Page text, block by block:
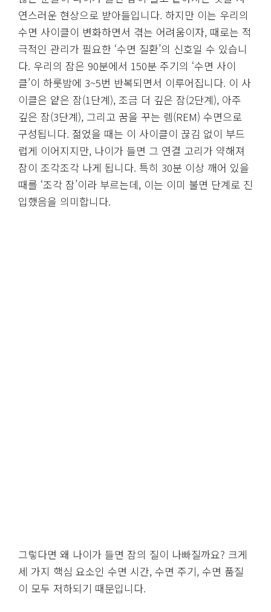
연스러운 현상으로 받아들입니다. 하지만 이는 우리의
수면 사이클이 변화하면서 겪는 어려움이자, 때로는 적
극적인 관리가 필요한 ‘수면 질환’의 신호일 수 있습니
다. 우리의 잠은 90분에서 150분 주기의 ‘수면 사이
클’이 하룻밤에 3~5번 반복되면서 이루어집니다. 이 사
이클은 얕은 잠(1단계), 조금 더 깊은 잠(2단계), 아주
깊은 잠(3단계), 그리고 꿈을 꾸는 렘(REM) 수면으로
구성됩니다. 젊었을 때는 이 사이클이 끊김 없이 부드
럽게 이어지지만, 나이가 들면 그 연결 고리가 약해져
잠이 조각조각 나게 됩니다. 특히 30분 이상 깨어 있을
때를 ‘조각 잠’이라 부르는데, 이는 이미 불면 단계로 진
입했음을 의미합니다.
그렇다면 왜 나이가 들면 잠의 질이 나빠질까요? 크게
세 가지 핵심 요소인 수면 시간, 수면 주기, 수면 품질
이 모두 저하되기 때문입니다.